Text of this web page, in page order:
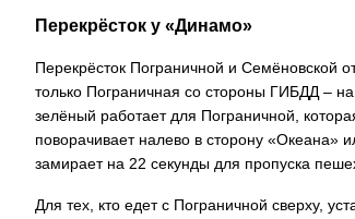
Перекрёсток у «Динамо»
Перекрёсток Пограничной и Семёновской
только Пограничная со стороны ГИБДД –
зелёный работает для Пограничной,
поворачивает налево в сторону
замирает на 22 секунды для пропуска
Для тех, кто едет с Пограничной сверху,